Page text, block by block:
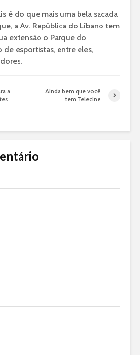
é do que mais uma bela sacada
a Av. República do Líbano tem
extensão o Parque do
de esportistas, entre eles,
a
Ainda bem que você
tem Telecine